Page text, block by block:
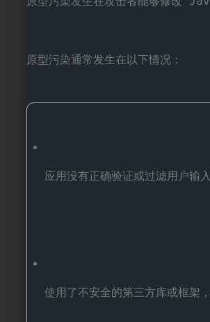
原型污染通常发生在以下情况：
应用没有正确验证或过滤用户输
使用了不安全的第三方库或框架